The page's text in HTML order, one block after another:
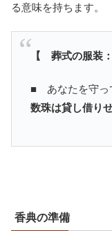
る意味を持ちます。
【 葬式の服装
■ あなたを守っ
数珠は貸し借り
香典の準備